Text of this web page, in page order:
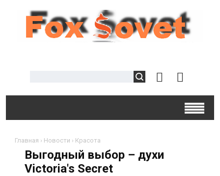
Главная › Новости › Красота
Выгодный выбор – духи
Victoria's Secret